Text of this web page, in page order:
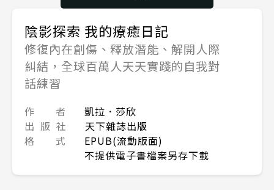
陰影探索 我的療癒日記
修復內在創傷、釋放潛能、解開人際
糾結，全球百萬人天天實踐的自我對
話練習
作 者
凱拉．莎欣
出 版 社
天下雜誌出版
格 式
EPUB(流動版面)
不提供電子書檔案另存下載